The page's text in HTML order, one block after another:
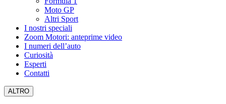
Moto GP
Altri Sport
I nostri speciali
Zoom Motori: anteprime video
I numeri dell’auto
Curiosità
Esperti
Contatti
ALTRO